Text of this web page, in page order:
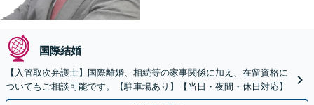
国際結婚
【入管取次弁護士】国際離婚、相続等の家事関係に加え、在留資格に
ついてもご相談可能です。【駐車場あり】【当日・夜間・休日対応】